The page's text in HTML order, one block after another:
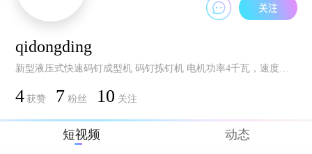
qidongding
新型液压式快速码钉成型机 码钉拣钉机 电机功率4千瓦，速度每分钟130-150片，加配自动对扣排列机，也就是拣钉机，大大节省了人工成本及劳动强度。比冲床快50-80次，大大降低噪音污染，而且提高维修效率，刀具利用更高更耐用。机修更省心更方便！天津蓝快竭诚为您服务！www.lkwjc.com 13670687673热诚来电倾听心声！
4 获赞 7 粉丝 10 关注
短视频 动态